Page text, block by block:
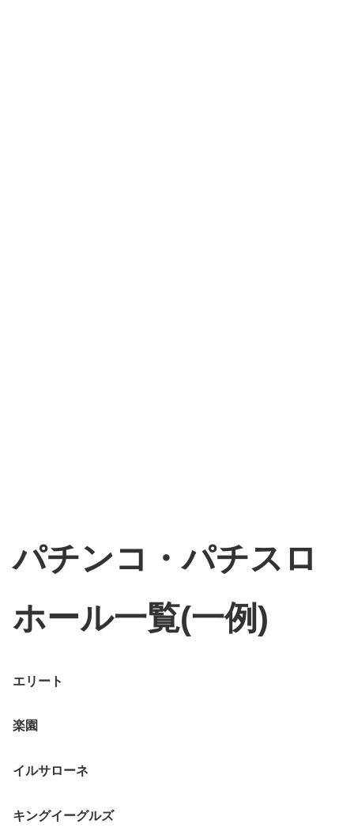
パチンコ・パチスロ
ホール一覧(一例)
エリート
楽園
イルサローネ
キングイーグルズ